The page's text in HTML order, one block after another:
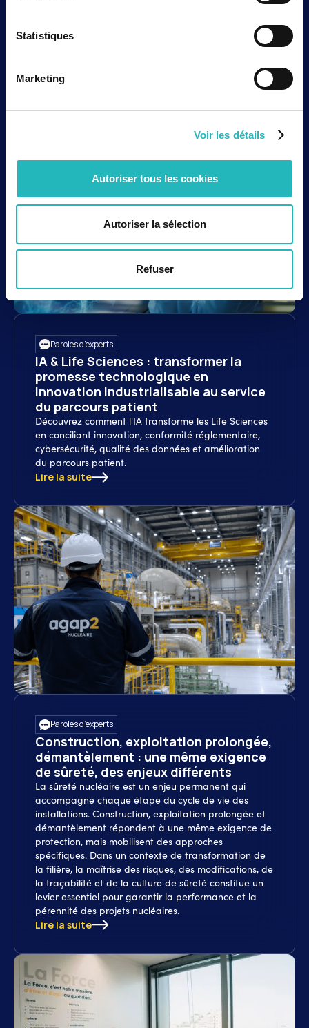
Statistiques
Marketing
Voir les détails
Autoriser tous les cookies
Autoriser la sélection
Refuser
Paroles d’experts
Paroles d’experts
IA & Life Sciences : transformer la
promesse technologique en
innovation industrialisable au service
du parcours patient
Découvrez comment l'IA transforme les Life Sciences
en conciliant innovation, conformité réglementaire,
cybersécurité, qualité des données et amélioration
du parcours patient.
Lire la suite
Paroles d’experts
Construction, exploitation prolongée,
démantèlement : une même exigence
de sûreté, des enjeux différents
La sûreté nucléaire est un enjeu permanent qui
accompagne chaque étape du cycle de vie des
installations. Construction, exploitation prolongée et
démantèlement répondent à une même exigence de
protection, mais mobilisent des approches
spécifiques. Dans un contexte de transformation de
la filière, la maîtrise des risques, des modifications, de
la traçabilité et de la culture de sûreté constitue un
levier essentiel pour garantir la performance et la
pérennité des projets nucléaires.
Lire la suite